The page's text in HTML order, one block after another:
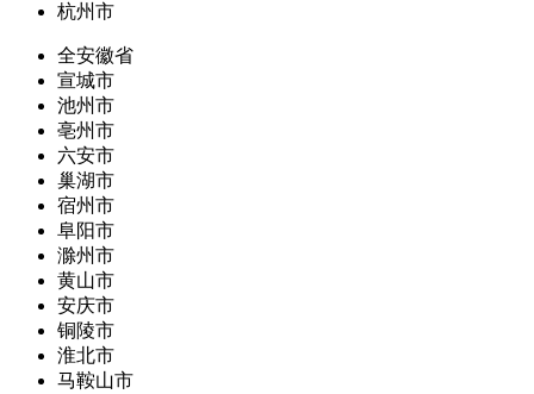
杭州市
全安徽省
宣城市
池州市
亳州市
六安市
巢湖市
宿州市
阜阳市
滁州市
黄山市
安庆市
铜陵市
淮北市
马鞍山市